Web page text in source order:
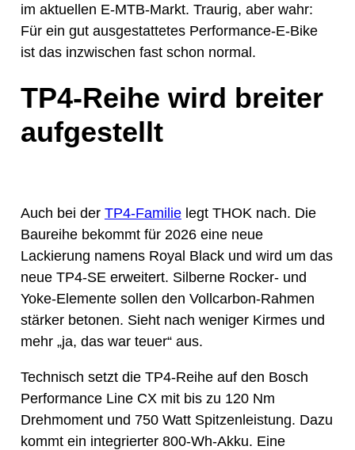
im aktuellen E-MTB-Markt. Traurig, aber wahr:
Für ein gut ausgestattetes Performance-E-Bike
ist das inzwischen fast schon normal.
TP4-Reihe wird breiter
aufgestellt
Auch bei der TP4-Familielegt THOK nach. Die
Baureihe bekommt für 2026 eine neue
Lackierung namens Royal Black und wird um das
neue TP4-SE erweitert. Silberne Rocker- und
Yoke-Elemente sollen den Vollcarbon-Rahmen
stärker betonen. Sieht nach weniger Kirmes und
mehr „ja, das war teuer“ aus.
Technisch setzt die TP4-Reihe auf den Bosch
Performance Line CX mit bis zu 120 Nm
Drehmoment und 750 Watt Spitzenleistung. Dazu
kommt ein integrierter 800-Wh-Akku. Eine